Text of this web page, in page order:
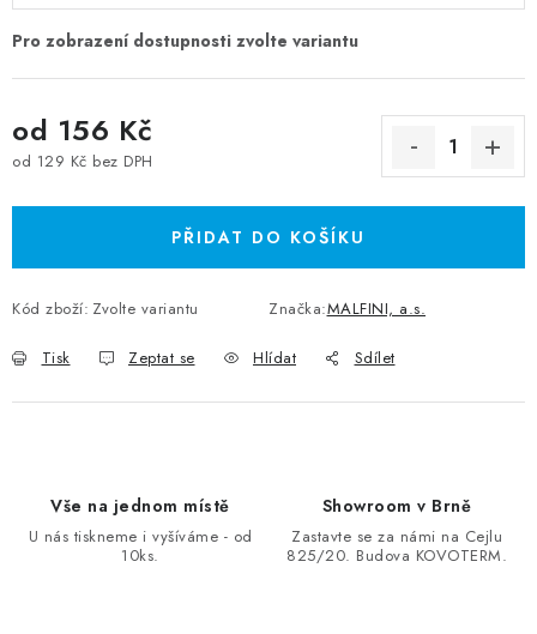
od 156 Kč
od 129 Kč bez DPH
PŘIDAT DO KOŠÍKU
Kód zboží: Zvolte variantu Značka:MALFINI, a.s.
Tisk Zeptat se Hlídat Sdílet
Vše na jednom místě
U nás tiskneme i vyšíváme - od
10ks.
Showroom v Brně
Zastavte se za námi na Cejlu
825/20. Budova KOVOTERM.